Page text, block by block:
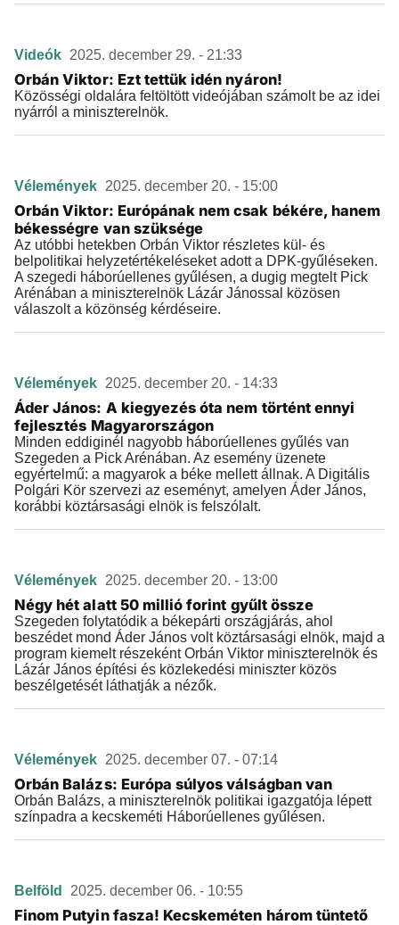
Videók 2025. december 29. - 21:33
Orbán Viktor: Ezt tettük idén nyáron!
Közösségi oldalára feltöltött videójában számolt be az idei
nyárról a miniszterelnök.
Vélemények 2025. december 20. - 15:00
Orbán Viktor: Európának nem csak békére, hanem
békességre van szüksége
Az utóbbi hetekben Orbán Viktor részletes kül- és
belpolitikai helyzetértékeléseket adott a DPK-gyűléseken.
A szegedi háborúellenes gyűlésen, a dugig megtelt Pick
Arénában a miniszterelnök Lázár Jánossal közösen
válaszolt a közönség kérdéseire.
Vélemények 2025. december 20. - 14:33
Áder János: A kiegyezés óta nem történt ennyi
fejlesztés Magyarországon
Minden eddiginél nagyobb háborúellenes gyűlés van
Szegeden a Pick Arénában. Az esemény üzenete
egyértelmű: a magyarok a béke mellett állnak. A Digitális
Polgári Kör szervezi az eseményt, amelyen Áder János,
korábbi köztársasági elnök is felszólalt.
Vélemények 2025. december 20. - 13:00
Négy hét alatt 50 millió forint gyűlt össze
Szegeden folytatódik a békepárti országjárás, ahol
beszédet mond Áder János volt köztársasági elnök, majd a
program kiemelt részeként Orbán Viktor miniszterelnök és
Lázár János építési és közlekedési miniszter közös
beszélgetését láthatják a nézők.
Vélemények 2025. december 07. - 07:14
Orbán Balázs: Európa súlyos válságban van
Orbán Balázs, a miniszterelnök politikai igazgatója lépett
színpadra a kecskeméti Háborúellenes gyűlésen.
Belföld 2025. december 06. - 10:55
Finom Putyin fasza! Kecskeméten három tüntető